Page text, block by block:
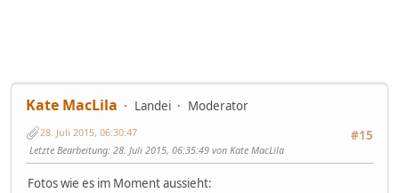
Kate MacLila Landei
Moderator
#15
28. Juli 2015, 06:30:47
Letzte Bearbeitung: 28. Juli 2015, 06:35:49 von Kate MacLila
Fotos wie es im Moment aussieht: